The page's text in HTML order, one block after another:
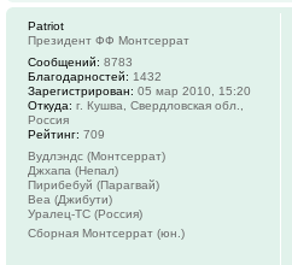
Patriot
Президент ФФ Монтсеррат
Сообщений: 8783
Благодарностей: 1432
Зарегистрирован: 05 мар 2010, 15:20
Откуда: г. Кушва, Свердловская обл.,
Россия
Рейтинг: 709
Вудлэндс (Монтсеррат)
Джхапа (Непал)
Пирибебуй (Парагвай)
Веа (Джибути)
Уралец-ТС (Россия)
Сборная Монтсеррат (юн.)